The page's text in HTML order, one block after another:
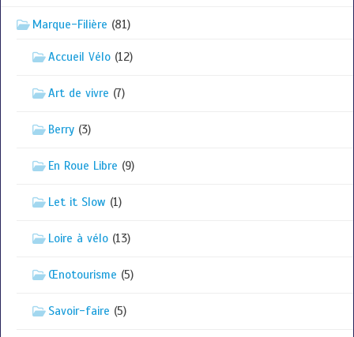
Marque-Filière (81)
Accueil Vélo (12)
Art de vivre (7)
Berry (3)
En Roue Libre (9)
Let it Slow (1)
Loire à vélo (13)
Œnotourisme (5)
Savoir-faire (5)